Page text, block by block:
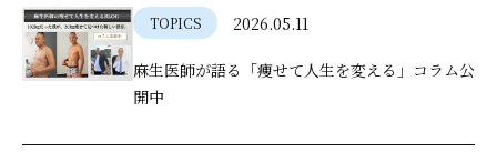
TOPICS 2026.05.11
麻生医師が語る「痩せて人生を変える」コラム公
開中